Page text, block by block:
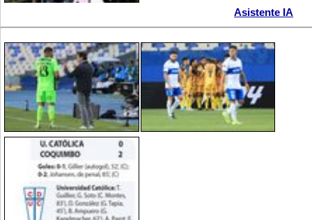
Asistente IA